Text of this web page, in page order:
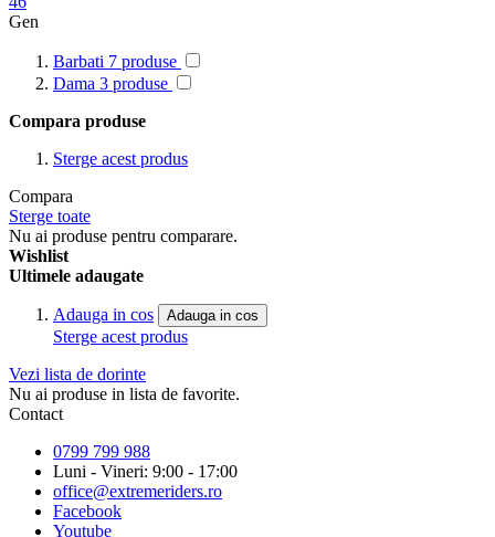
Gen
Barbati 7 produse
Dama 3 produse
Compara produse
Sterge acest produs
Compara
Sterge toate
Nu ai produse pentru comparare.
Wishlist
Ultimele adaugate
Adauga in cos Adauga in cos
Sterge acest produs
Vezi lista de dorinte
Nu ai produse in lista de favorite.
Contact
0799 799 988
Luni - Vineri: 9:00 - 17:00
office@extremeriders.ro
Facebook
Youtube